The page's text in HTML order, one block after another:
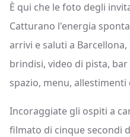
È qui che le foto degli
Catturano l'energia
arrivi e saluti a
brindisi, video di pista,
spazio, menu,
Incoraggiate gli ospiti a
filmato di cinque secondi